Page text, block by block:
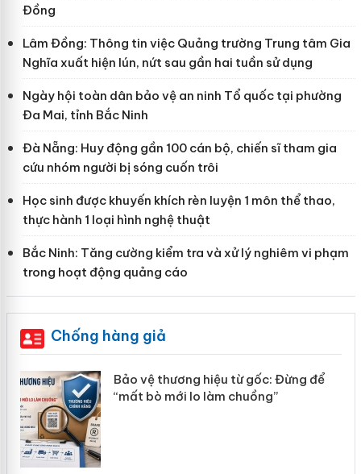
Đồng
Lâm Đồng: Thông tin việc Quảng trường Trung tâm Gia
Nghĩa xuất hiện lún, nứt sau gần hai tuần sử dụng
Ngày hội toàn dân bảo vệ an ninh Tổ quốc tại phường
Đa Mai, tỉnh Bắc Ninh
Đà Nẵng: Huy động gần 100 cán bộ, chiến sĩ tham gia
cứu nhóm người bị sóng cuốn trôi
Học sinh được khuyến khích rèn luyện 1 môn thể thao,
thực hành 1 loại hình nghệ thuật
Bắc Ninh: Tăng cường kiểm tra và xử lý nghiêm vi phạm
trong hoạt động quảng cáo
Chống hàng giả
Bảo vệ thương hiệu từ gốc: Đừng để
“mất bò mới lo làm chuồng”